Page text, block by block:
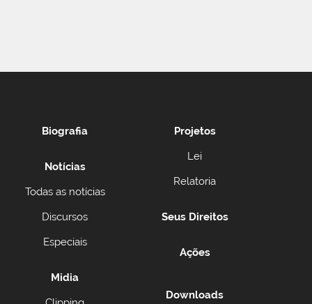
Biografia
Notícias
Todas as notícias
Discursos
Especiais
Midia
Projetos
Lei
Relatoria
Seus Direitos
Ações
Downloads